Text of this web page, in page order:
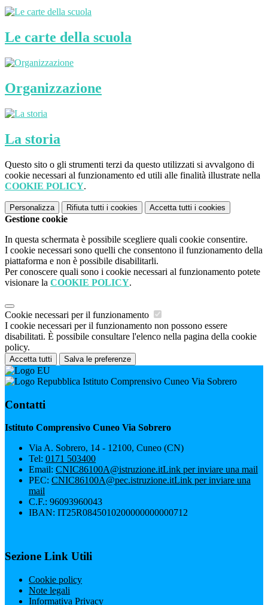
Le carte della scuola
Organizzazione
La storia
Questo sito o gli strumenti terzi da questo utilizzati si avvalgono di
cookie necessari al funzionamento ed utili alle finalità illustrate nella
COOKIE POLICY.
Personalizza Rifiuta tutti i cookies Accetta tutti i cookies
Gestione cookie
In questa schermata è possibile scegliere quali cookie consentire.
I cookie necessari sono quelli che consentono il funzionamento della
piattaforma e non è possibile disabilitarli.
Per conoscere quali sono i cookie necessari al funzionamento potete
visionare la COOKIE POLICY.
Cookie necessari per il funzionamento
I cookie necessari per il funzionamento non possono essere
disabilitati. È possibile consultare l'elenco nella pagina della cookie
policy.
Accetta tutti Salva le preferenze
Istituto Comprensivo Cuneo Via Sobrero
Contatti
Istituto Comprensivo Cuneo Via Sobrero
Via A. Sobrero, 14 - 12100, Cuneo (CN)
Tel: 0171 503400
Email: CNIC86100A@istruzione.itLink per inviare una mail
PEC: CNIC86100A@pec.istruzione.itLink per inviare una
mail
C.F.: 96093960043
IBAN: IT25R0845010200000000000712
Sezione Link Utili
Cookie policy
Note legali
Informativa Privacy